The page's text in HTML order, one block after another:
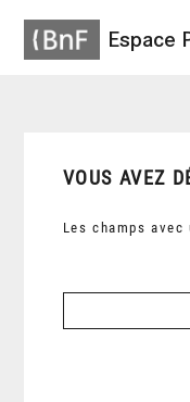
Espace
VOUS AVEZ
Les champs